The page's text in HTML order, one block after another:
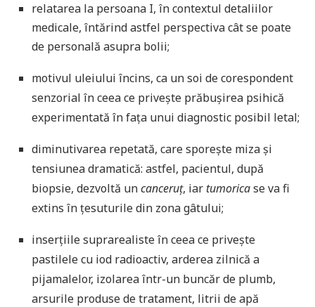
relatarea la persoana I, în contextul detaliilor
medicale, întărind astfel perspectiva cât se poate
de personală asupra bolii;
motivul uleiului încins, ca un soi de corespondent
senzorial în ceea ce privește prăbușirea psihică
experimentată în fața unui diagnostic posibil letal;
diminutivarea repetată, care sporește miza și
tensiunea dramatică: astfel, pacientul, după
biopsie, dezvoltă uncanceruț, iar tumoricase va fi
extins în țesuturile din zona gâtului;
inserțiile suprarealiste în ceea ce privește
pastilele cu iod radioactiv, arderea zilnică a
pijamalelor, izolarea într-un buncăr de plumb,
arsurile produse de tratament, litrii de apă